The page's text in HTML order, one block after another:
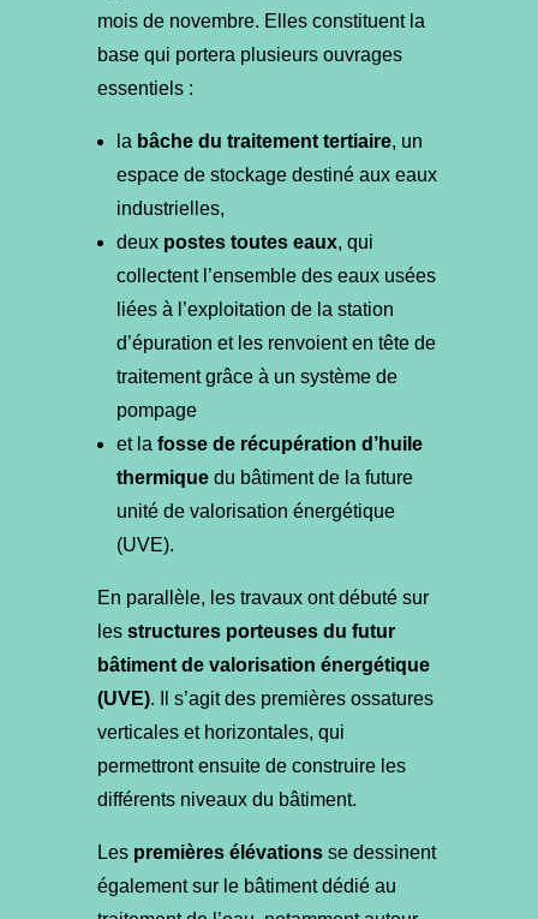
mois de novembre. Elles constituent la
base qui portera plusieurs ouvrages
essentiels :
la bâche du traitement tertiaire, un
espace de stockage destiné aux eaux
industrielles,
deux postes toutes eaux, qui
collectent l’ensemble des eaux usées
liées à l’exploitation de la station
d’épuration et les renvoient en tête de
traitement grâce à un système de
pompage
et la fosse de récupération d’huile
thermiquedu bâtiment de la future
unité de valorisation énergétique
(UVE).
En parallèle, les travaux ont débuté sur
les structures porteuses du futur
bâtiment de valorisation énergétique
(UVE). Il s’agit des premières ossatures
verticales et horizontales, qui
permettront ensuite de construire les
différents niveaux du bâtiment.
Les premières élévationsse dessinent
également sur le bâtiment dédié au